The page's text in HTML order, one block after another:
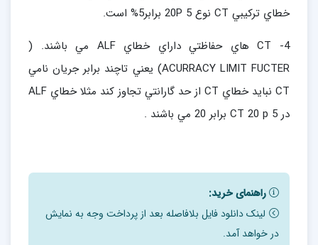
خطاي تركيبي CT نوع 20P 5 برابر5% است.
4- CT هاي حفاظتي داراي خطاي ALF مي باشند. (
ACURRACY LIMIT FUCTER) يعني تاچند برابر جريان نامي
CT نبايد خطاي CT از حد گارانتي تجاوز كند مثلا خطاي ALF
در CT 20 p 5 برابر 20 مي باشند .
راهنمای خرید:
لینک دانلود فایل بلافاصله بعد از پرداخت وجه به نمایش
در خواهد آمد.